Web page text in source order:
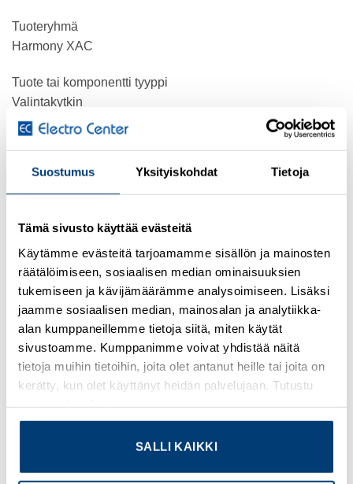
Suostumus Yksityiskohdat Tietoja
Tämä sivusto käyttää evästeitä
Käytämme evästeitä tarjoamamme sisällön ja mainosten
räätälöimiseen, sosiaalisen median ominaisuuksien
tukemiseen ja kävijämäärämme analysoimiseen. Lisäksi
jaamme sosiaalisen median, mainosalan ja analytiikka-
alan kumppaneillemme tietoja siitä, miten käytät
sivustoamme. Kumppanimme voivat yhdistää näitä
tietoja muihin tietoihin, joita olet antanut heille tai joita on
kerätty, kun olet käyttänyt heidän palvelujaan. Tutustu
SALLI KAIKKI
Tuoteryhmä
Harmony XAC
Tuote tai komponentti tyyppi
Valintakytkin
Komponentin nimi
Tuotteen soveltuvuus
Täydentävät tiedot
tuotteen paino
0,018 kg
Merkinnän/ohjainpään tai linssin väri
Musta
Jakamaton myyntimäärä